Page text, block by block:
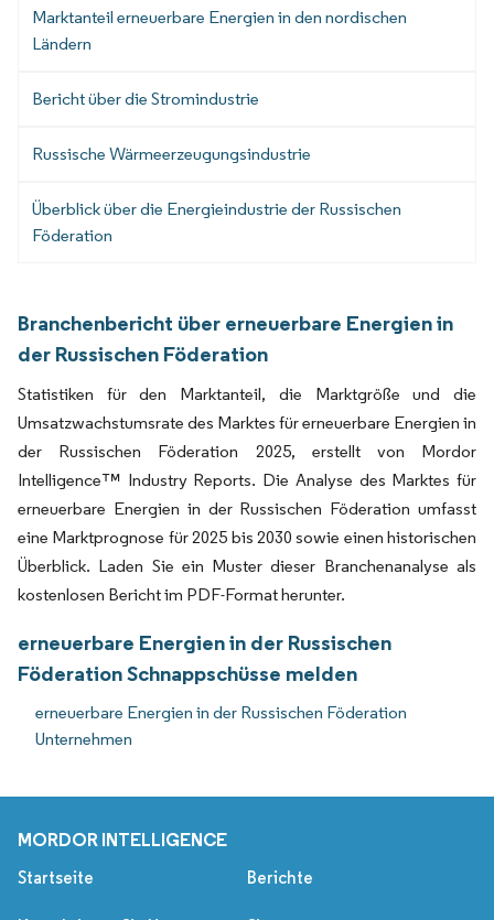
Marktanteil erneuerbare Energien in den nordischen
Ländern
Bericht über die Stromindustrie
Russische Wärmeerzeugungsindustrie
Überblick über die Energieindustrie der Russischen
Föderation
Branchenbericht über erneuerbare Energien in
der Russischen Föderation
Statistiken für den Marktanteil, die Marktgröße und die
Umsatzwachstumsrate des Marktes für erneuerbare Energien in
der Russischen Föderation 2025, erstellt von Mordor
Intelligence™ Industry Reports. Die Analyse des Marktes für
erneuerbare Energien in der Russischen Föderation umfasst
eine Marktprognose für 2025 bis 2030 sowie einen historischen
Überblick. Laden Sie ein Muster dieser Branchenanalyse als
kostenlosen Bericht im PDF-Format herunter.
erneuerbare Energien in der Russischen
Föderation Schnappschüsse melden
erneuerbare Energien in der Russischen Föderation
Unternehmen
MORDOR INTELLIGENCE
Startseite Berichte